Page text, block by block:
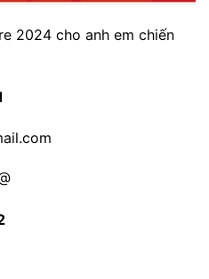
2024 cho anh em chiến